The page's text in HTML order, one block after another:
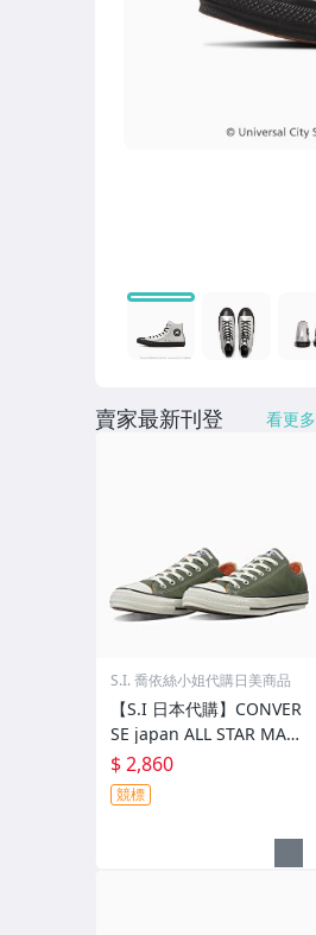
賣家最新刊登 看更多
S.I. 喬依絲小姐代購日美商品
【S.I 日本代購】CONVER
SE japan ALL STAR MAN
YLON OX
$ 2,860
競標